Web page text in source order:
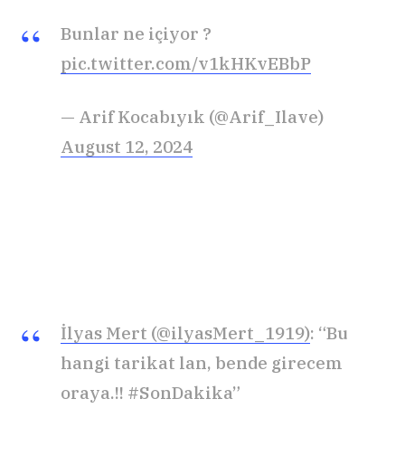
Bunlar ne içiyor ?
pic.twitter.com/v1kHKvEBbP
— Arif Kocabıyık (@Arif_Ilave)
August 12, 2024
İlyas Mert (@ilyasMert_1919): “Bu
hangi tarikat lan, bende girecem
oraya.!! #SonDakika”